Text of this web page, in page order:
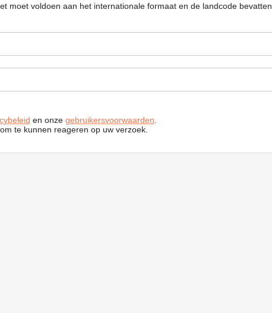
moet voldoen aan het internationale formaat en de landcode bevatten.
en onze gebruikersvoorwaarden
te kunnen reageren op uw verzoek.